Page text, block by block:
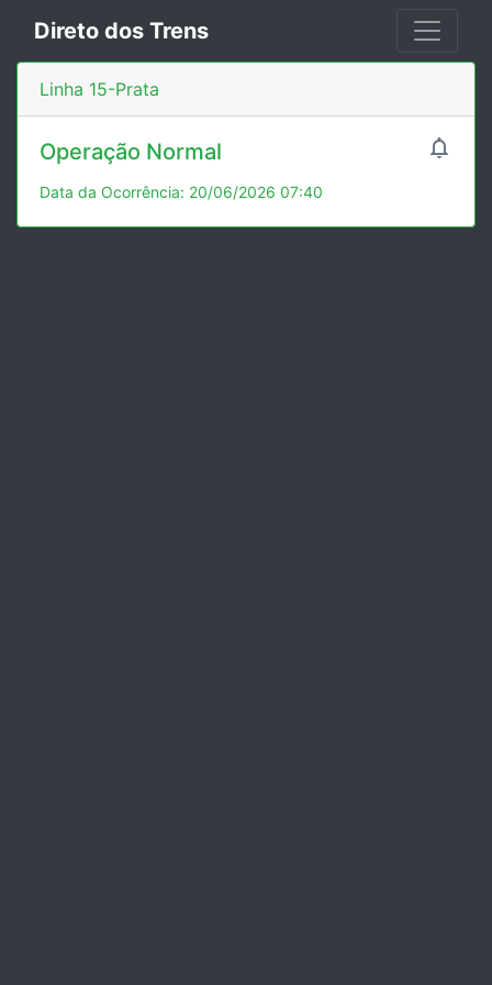
Direto dos Trens
Linha 15-Prata

Operação Normal
Data da Ocorrência: 20/06/2026 07:40